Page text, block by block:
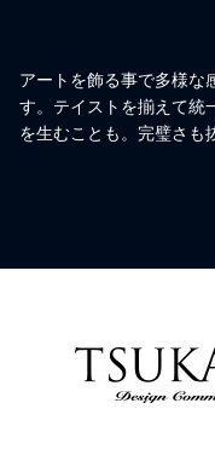
アートを飾る事で多様な
す。テイストを揃えて統
を生むことも。完璧さも